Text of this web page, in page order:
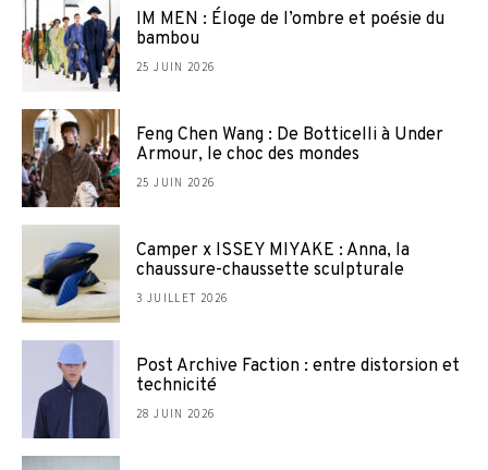
IM MEN : Éloge de l’ombre et poésie du
bambou
25 JUIN 2026
Feng Chen Wang : De Botticelli à Under
Armour, le choc des mondes
25 JUIN 2026
Camper x ISSEY MIYAKE : Anna, la
chaussure-chaussette sculpturale
3 JUILLET 2026
Post Archive Faction : entre distorsion et
technicité
28 JUIN 2026